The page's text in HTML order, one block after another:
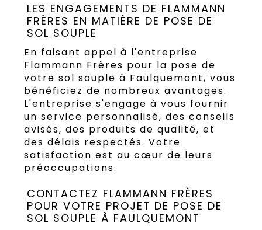
LES ENGAGEMENTS DE FLAMMANN
FRÈRES EN MATIÈRE DE POSE DE
SOL SOUPLE
En faisant appel à l'entreprise
Flammann Frères pour la pose de
votre sol souple à Faulquemont, vous
bénéficiez de nombreux avantages.
L'entreprise s'engage à vous fournir
un service personnalisé, des conseils
avisés, des produits de qualité, et
des délais respectés. Votre
satisfaction est au cœur de leurs
préoccupations.
CONTACTEZ FLAMMANN FRÈRES
POUR VOTRE PROJET DE POSE DE
SOL SOUPLE À FAULQUEMONT